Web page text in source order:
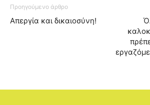
Προηγούμενο άρθρο
Απεργία και δικαιοσύνη!